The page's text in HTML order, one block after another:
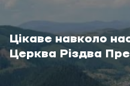
Цікаве навколо
Церква Різдва